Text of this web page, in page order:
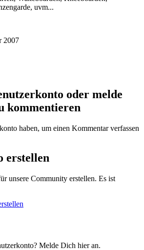
uvm...
2007
oder melde
kommentieren
haben, um einen Kommentar verfassen
erstellen
unsere Community erstellen. Es ist
Melde Dich hier an.